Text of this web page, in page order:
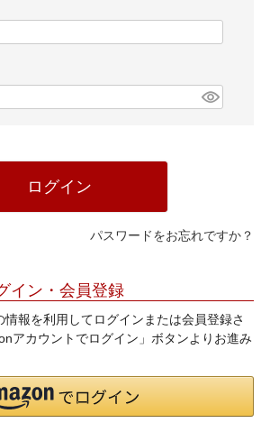
ログイン
パスワードをお忘れですか？
イン・会員登録
報を利用してログインまたは会員登録さ
アカウントでログイン」ボタンよりお進み